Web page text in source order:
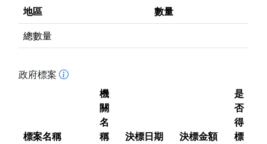
地區
數量
總數量
政府標案
標案名稱
機
關
名
稱
決標日期 決標金額
是
否
得
標